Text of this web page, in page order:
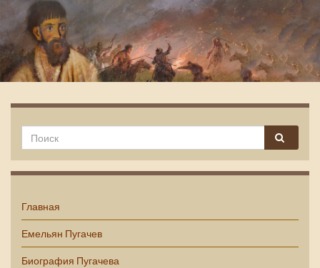
Емельян Пугачев
Главная
Емельян Пугачев
Биография Пугачева